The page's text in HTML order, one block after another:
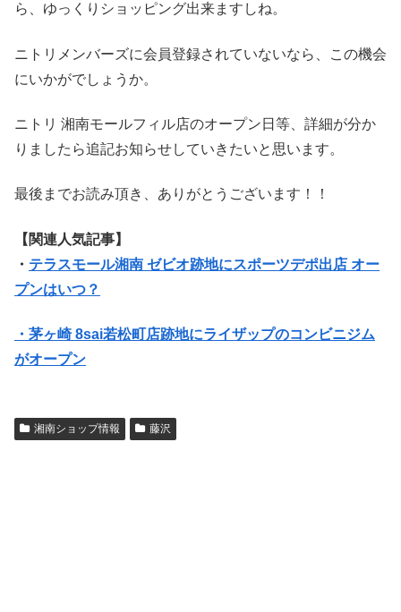
ら、ゆっくりショッピング出来ますしね。
ニトリメンバーズに会員登録されていないなら、この機会
にいかがでしょうか。
ニトリ 湘南モールフィル店のオープン日等、詳細が分か
りましたら追記お知らせしていきたいと思います。
最後までお読み頂き、ありがとうございます！！
【関連人気記事】
・ テラスモール湘南 ゼビオ跡地にスポーツデポ出店 オー
プンはいつ？
・茅ヶ崎 8sai若松町店跡地にライザップのコンビニジム
がオープン
湘南ショップ情報 藤沢